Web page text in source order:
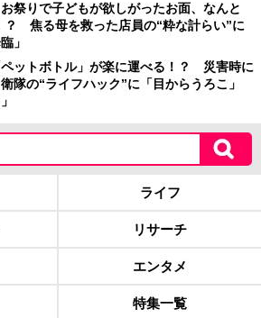
お祭りで子どもが欲しがったお面、なんと
？ 焦る母を救った店員の“粋な計らい”に
」
ットボトル」が楽に運べる！？ 災害時に
隊の“ライフハック”に「目からうろこ」
ライフ
リサーチ
エンタメ
特集一覧